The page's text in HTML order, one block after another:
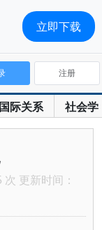
国际关系 社会学
注册
更新时间：
立即下载